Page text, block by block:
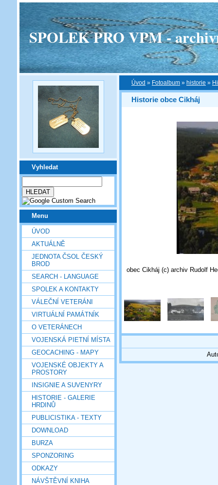
SPOLEK PRO VPM -
Vyhledat
Menu
ÚVOD
AKTUÁLNĚ
JEDNOTA ČSOL ČESKÝ
BROD
SEARCH - LANGUAGE
SPOLEK A KONTAKTY
VÁLEČNÍ VETERÁNI
VIRTUÁLNÍ PAMÁTNÍK
O VETERÁNECH
VOJENSKÁ PIETNÍ MÍSTA
GEOCACHING - MAPY
VOJENSKÉ OBJEKTY A
PROSTORY
INSIGNIE A SUVENYRY
HISTORIE - GALERIE
HRDINŮ
PUBLICISTIKA - TEXTY
DOWNLOAD
BURZA
SPONZORING
ODKAZY
NÁVŠTĚVNÍ KNIHA
Úvod » Fotoalbum » historie »
Historie obce Cikháj
obec Cikháj (c) archiv Rudolf